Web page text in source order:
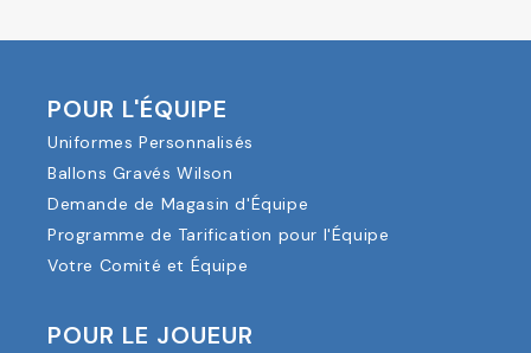
POUR L'ÉQUIPE
Uniformes Personnalisés
Ballons Gravés Wilson
Demande de Magasin d'Équipe
Programme de Tarification pour l'Équipe
Votre Comité et Équipe
POUR LE JOUEUR